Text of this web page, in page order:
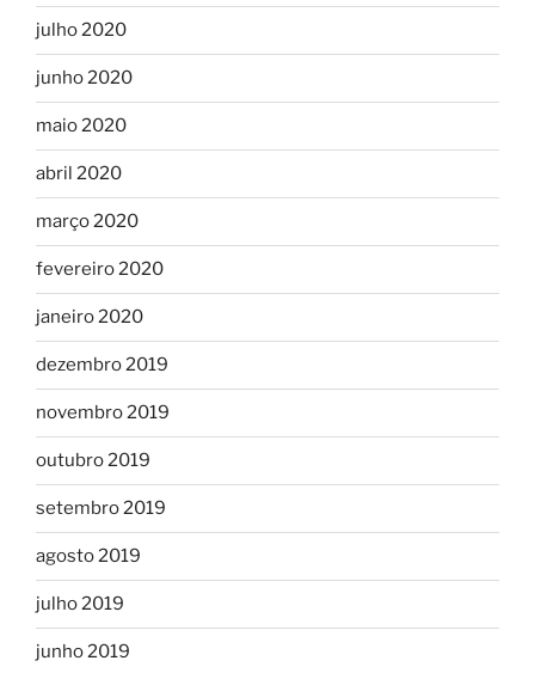
julho 2020
junho 2020
maio 2020
abril 2020
março 2020
fevereiro 2020
janeiro 2020
dezembro 2019
novembro 2019
outubro 2019
setembro 2019
agosto 2019
julho 2019
junho 2019